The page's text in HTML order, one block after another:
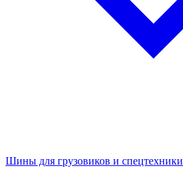
Шины для грузовиков и спецтехники